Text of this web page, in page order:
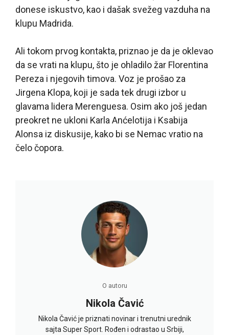
donese iskustvo, kao i dašak svežeg vazduha na
klupu Madrida.
Ali tokom prvog kontakta, priznao je da je oklevao
da se vrati na klupu, što je ohladilo žar Florentina
Pereza i njegovih timova. Voz je prošao za
Jirgena Klopa, koji je sada tek drugi izbor u
glavama lidera Merenguesa. Osim ako još jedan
preokret ne ukloni Karla Anćelotija i Ksabija
Alonsa iz diskusije, kako bi se Nemac vratio na
čelo čopora.
O autoru
Nikola Čavić
Nikola Čavić je priznati novinar i trenutni urednik
sajta Super Sport. Rođen i odrastao u Srbiji,